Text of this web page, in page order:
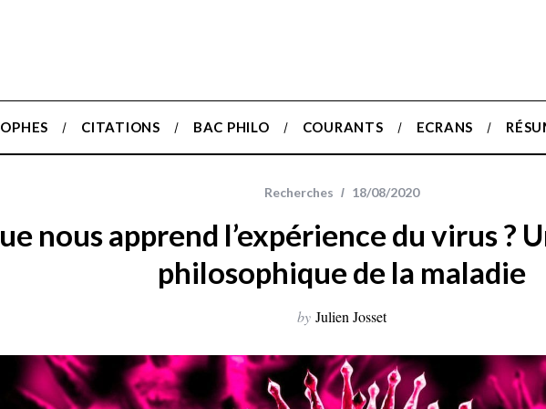
CITATIONS BAC PHILO COURANTS ECRANS
Recherches 18/08/2020
nous apprend l’expérience du virus ?
philosophique de la maladie
by Julien Josset